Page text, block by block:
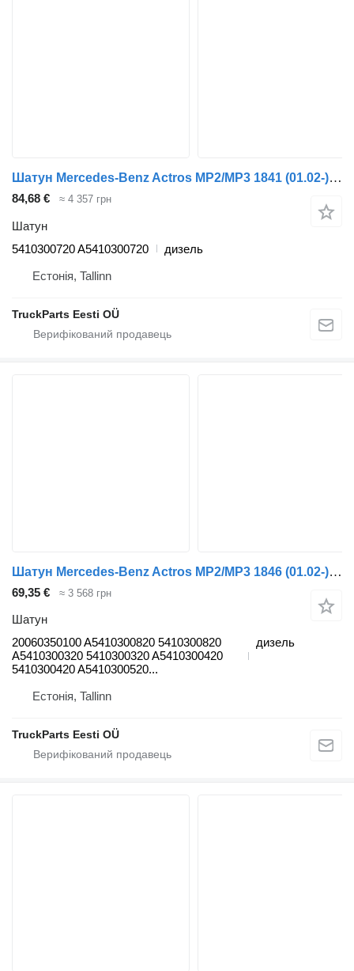
Шатун Mercedes-Benz Actros MP2/MP3 1841 (01.02-) 5410300720 до тягача Mercedes-Benz Actros, Axor MP1, MP2, MP3 (1996-2014)
84,68 € ≈ 4 357 грн
Шатун
5410300720 A5410300720
дизель
Естонія, Tallinn
TruckParts Eesti OÜ
Шатун Mercedes-Benz Actros MP2/MP3 1846 (01.02-) 20060350100 до тягача Mercedes-Benz Actros, Axor MP1, MP2, MP3 (1996-2014)
69,35 € ≈ 3 568 грн
Шатун
20060350100 A5410300820 5410300820
A5410300320 5410300320 A5410300420
5410300420 A5410300520...
дизель
Естонія, Tallinn
TruckParts Eesti OÜ